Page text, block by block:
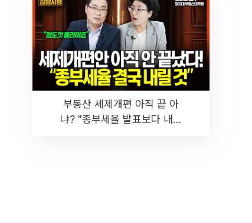
부동산 세제개편 아직 끝 아
냐? "종부세율 발표보다 내릴